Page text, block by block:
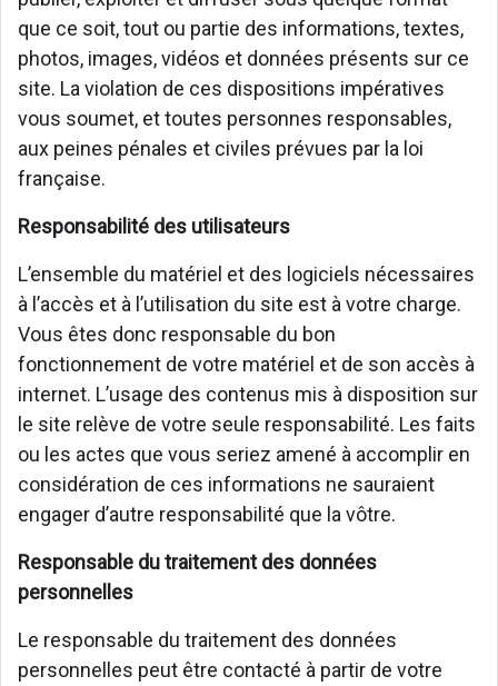
que ce soit, tout ou partie des informations, textes,
photos, images, vidéos et données présents sur ce
site. La violation de ces dispositions impératives
vous soumet, et toutes personnes responsables,
aux peines pénales et civiles prévues par la loi
française.
Responsabilité des utilisateurs
L’ensemble du matériel et des logiciels nécessaires
à l’accès et à l’utilisation du site est à votre charge.
Vous êtes donc responsable du bon
fonctionnement de votre matériel et de son accès à
internet. L’usage des contenus mis à disposition sur
le site relève de votre seule responsabilité. Les faits
ou les actes que vous seriez amené à accomplir en
considération de ces informations ne sauraient
engager d’autre responsabilité que la vôtre.
Responsable du traitement des données
personnelles
Le responsable du traitement des données
personnelles peut être contacté à partir de votre